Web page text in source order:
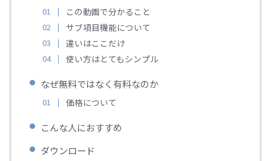
この動画で分かること
サブ項目機能について
違いはここだけ
使い方はとてもシンプル
なぜ無料ではなく有料なのか
価格について
こんな人におすすめ
ダウンロード